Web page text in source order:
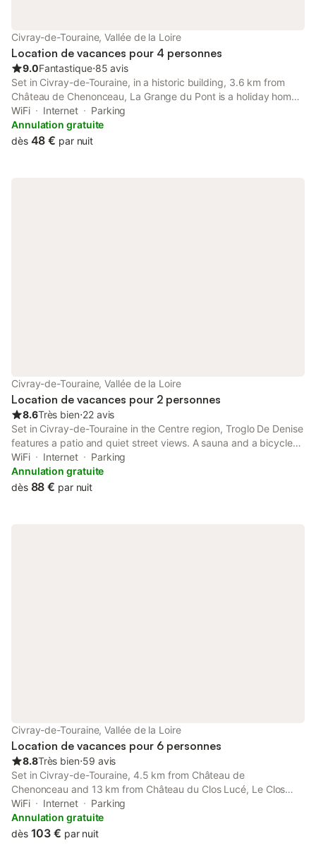
Civray-de-Touraine, Vallée de la Loire
Location de vacances pour 4 personnes
9.0Fantastique⋅85 avis
Set in Civray-de-Touraine, in a historic building, 3.6 km from
Château de Chenonceau, La Grange du Pont is a holiday home
with a garden and barbecue facilities. This property offers
access to a patio, free private parking and free WiFi.
WiFi Internet
Parking
Annulation gratuite
dès 48 € par nuit
Civray-de-Touraine, Vallée de la Loire
Location de vacances pour 2 personnes
8.6Très bien⋅22 avis
Set in Civray-de-Touraine in the Centre region, Troglo De Denise
features a patio and quiet street views. A sauna and a bicycle
rental service are available for guests.
WiFi Internet
Parking
Annulation gratuite
dès 88 € par nuit
Civray-de-Touraine, Vallée de la Loire
Location de vacances pour 6 personnes
8.8Très bien⋅59 avis
Set in Civray-de-Touraine, 4.5 km from Château de
Chenonceau and 13 km from Château du Clos Lucé, Le Clos
des Roses offers a garden and air conditioning. This property
offers access to a terrace, free private parking and free WiFi.
WiFi Internet
Parking
Annulation gratuite
dès 103 € par nuit